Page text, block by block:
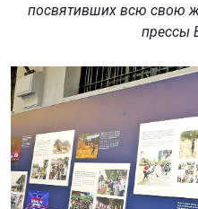
посвятивших всю свою
прессы